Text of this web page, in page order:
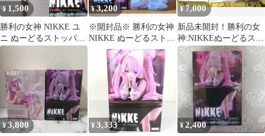
¥ 1,500
勝利の女神 NIKKE ユ
ニ ぬーどるストッパー
フィギュア フリュー
¥3,200
※開封品※ 勝利の女神
NIKKE ぬーどるストッ
パー ユニ シンデレ
¥7,000
新品未開封！勝利の女
神:NIKKEぬーどるスト
ッパー5個セット！
¥3,800 ¥3,333 ¥2,400